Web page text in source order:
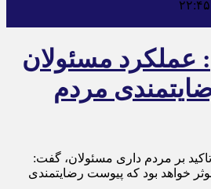
عملکرد مسئولان
مردم
تاکید بر مردم داری مسئولان، گفت:
خواهد بود که پیوست رضایتمندی